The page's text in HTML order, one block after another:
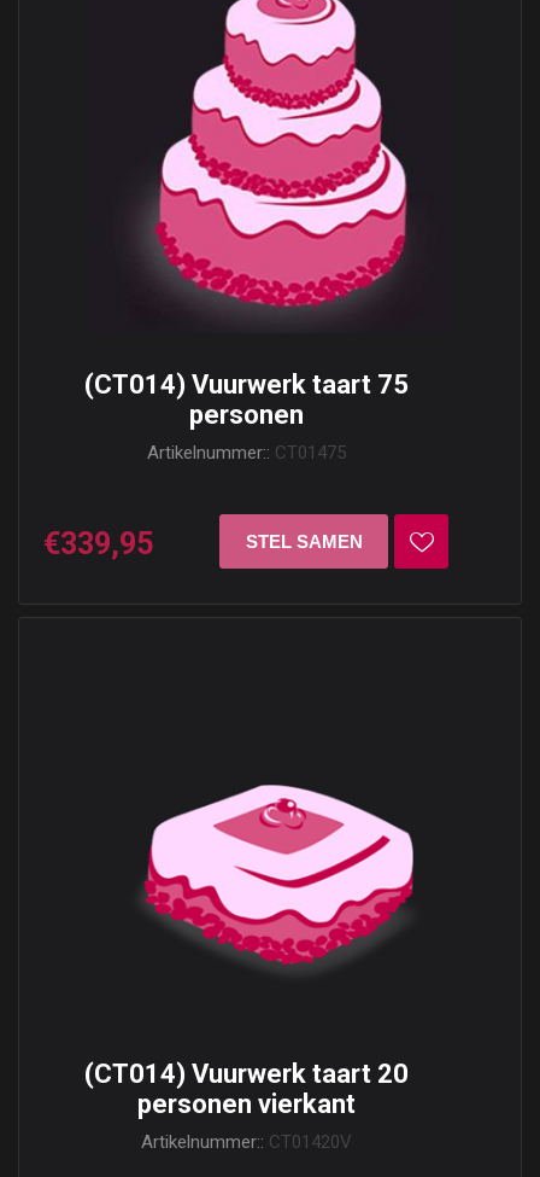
(CT014) Vuurwerk taart 75
personen
Artikelnummer:: CT01475
€339,95
(CT014) Vuurwerk taart 20
personen vierkant
Artikelnummer:: CT01420V